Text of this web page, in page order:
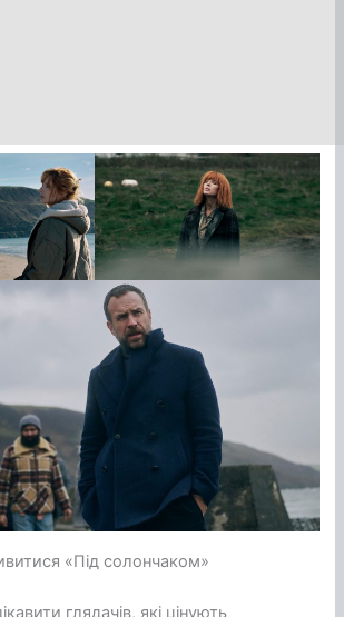
«Під солончаком»
глядачів, які цінують